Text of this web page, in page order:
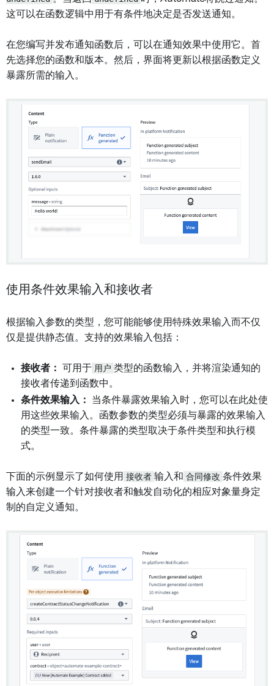
这可以在函数逻辑中用于有条件地决定是否发送通知。
在您编写并发布通知函数后，可以在通知效果中使用它。首
先选择您的函数和版本。然后，界面将更新以根据函数定义
暴露所需的输入。
使用条件效果输入和接收者
根据输入参数的类型，您可能能够使用特殊效果输入而不仅
仅是提供静态值。支持的效果输入包括：
接收者： 可用于 用户 类型的函数输入，并将渲染通知的
接收者传递到函数中。
条件效果输入：
当条件暴露效果输入时，您可以在此处使
用这些效果输入。函数参数的类型必须与暴露的效果输入
的类型一致。条件暴露的类型取决于条件类型和执行模
式。
下面的示例显示了如何使用 接收者 输入和 合同修改 条件效果
输入来创建一个针对接收者和触发自动化的相应对象量身定
制的自定义通知。